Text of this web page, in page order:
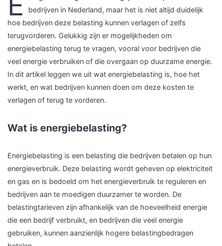
bedrijven in Nederland, maar het is niet altijd duidelijk
hoe bedrijven deze belasting kunnen verlagen of zelfs
terugvorderen. Gelukkig zijn er mogelijkheden om
energiebelasting terug te vragen, vooral voor bedrijven die
veel energie verbruiken of die overgaan op duurzame energie.
In dit artikel leggen we uit wat energiebelasting is, hoe het
werkt, en wat bedrijven kunnen doen om deze kosten te
verlagen of terug te vorderen.
Wat is energiebelasting?
Energiebelasting is een belasting die bedrijven betalen op hun
energieverbruik. Deze belasting wordt geheven op elektriciteit
en gas en is bedoeld om het energieverbruik te reguleren en
bedrijven aan te moedigen duurzamer te worden. De
belastingtarieven zijn afhankelijk van de hoeveelheid energie
die een bedrijf verbruikt, en bedrijven die veel energie
gebruiken, kunnen aanzienlijk hogere belastingbedragen